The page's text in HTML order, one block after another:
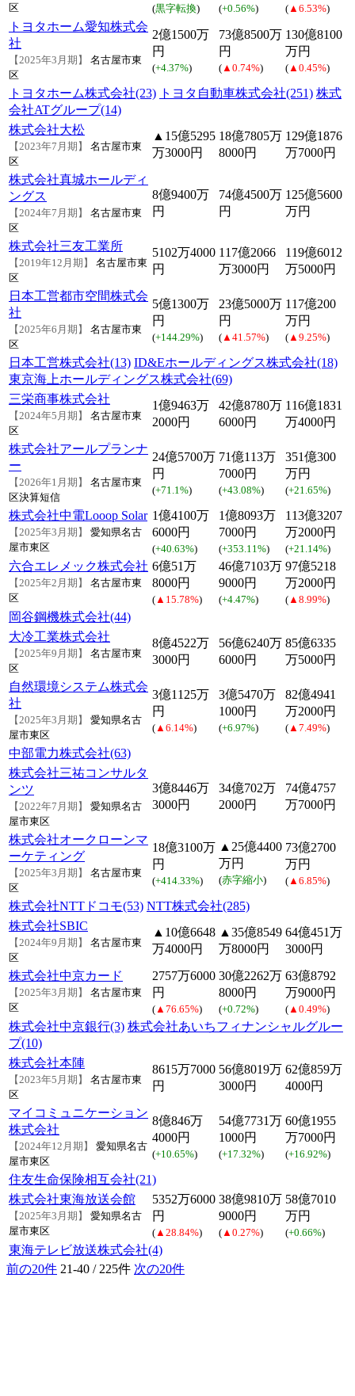
区
(黒字転換) (+0.56%) ( ▲6.53%)
トヨタホーム愛知株式会
社
【2025年3月期】
名古屋市東
区
2億1500万
円
(+4.37%)
73億8500万
円
( ▲0.74%)
130億8100
万円
( ▲0.45%)
トヨタホーム株式会社(23) トヨタ自動車株式会社(251) 株式
会社ATグループ(14)
株式会社大松
【2023年7月期】
名古屋市東
区
▲15億5295
万3000円
18億7805万
8000円
129億1876
万7000円
株式会社真城ホールディ
ングス
【2024年7月期】
名古屋市東
区
8億9400万
円
74億4500万
円
125億5600
万円
株式会社三友工業所
【2019年12月期】
名古屋市東
区
5102万4000
円
117億2066
万3000円
119億6012
万5000円
日本工営都市空間株式会
社
【2025年6月期】
名古屋市東
区
5億1300万
円
(+144.29%)
23億5000万
円
( ▲41.57%)
117億200
万円
( ▲9.25%)
日本工営株式会社(13) ID&Eホールディングス株式会社(18)
東京海上ホールディングス株式会社(69)
三栄商事株式会社
【2024年5月期】
名古屋市東
区
1億9463万
2000円
42億8780万
6000円
116億1831
万4000円
株式会社アールプランナ
ー
【2026年1月期】
名古屋市東
区決算短信
24億5700万
円
(+71.1%)
71億113万
7000円
(+43.08%)
351億300
万円
(+21.65%)
株式会社中電Looop Solar
【2025年3月期】
愛知県名古
屋市東区
1億4100万
6000円
(+40.63%)
1億8093万
7000円
(+353.11%)
113億3207
万2000円
(+21.14%)
六合エレメック株式会社
【2025年2月期】
名古屋市東
区
6億51万
8000円
( ▲15.78%)
46億7103万
9000円
(+4.47%)
97億5218
万2000円
( ▲8.99%)
岡谷鋼機株式会社(44)
大冷工業株式会社
【2025年9月期】
名古屋市東
区
8億4522万
3000円
56億6240万
6000円
85億6335
万5000円
自然環境システム株式会
社
【2025年3月期】
愛知県名古
屋市東区
3億1125万
円
( ▲6.14%)
3億5470万
1000円
(+6.97%)
82億4941
万2000円
( ▲7.49%)
中部電力株式会社(63)
株式会社三祐コンサルタ
ンツ
【2022年7月期】
愛知県名古
屋市東区
3億8446万
3000円
34億702万
2000円
74億4757
万7000円
株式会社オークローンマ
ーケティング
【2025年3月期】
名古屋市東
区
18億3100万
円
(+414.33%)
▲25億4400
万円
(赤字縮小)
73億2700
万円
( ▲6.85%)
株式会社NTTドコモ(53) NTT株式会社(285)
株式会社SBIC
【2024年9月期】
名古屋市東
区
▲10億6648
万4000円
▲35億8549
万8000円
64億451万
3000円
株式会社中京カード
【2025年3月期】
名古屋市東
区
2757万6000
円
( ▲76.65%)
30億2262万
8000円
(+0.72%)
63億8792
万9000円
( ▲0.49%)
株式会社中京銀行(3) 株式会社あいちフィナンシャルグルー
プ(10)
株式会社本陣
【2023年5月期】
名古屋市東
区
8615万7000
円
56億8019万
3000円
62億859万
4000円
マイコミュニケーション
株式会社
【2024年12月期】
愛知県名古
屋市東区
8億846万
4000円
(+10.65%)
54億7731万
1000円
(+17.32%)
60億1955
万7000円
(+16.92%)
住友生命保険相互会社(21)
株式会社東海放送会館
【2025年3月期】
愛知県名古
屋市東区
5352万6000
円
( ▲28.84%)
38億9810万
9000円
( ▲0.27%)
58億7010
万円
(+0.66%)
東海テレビ放送株式会社(4)
前の20件 21-40 / 225件 次の20件